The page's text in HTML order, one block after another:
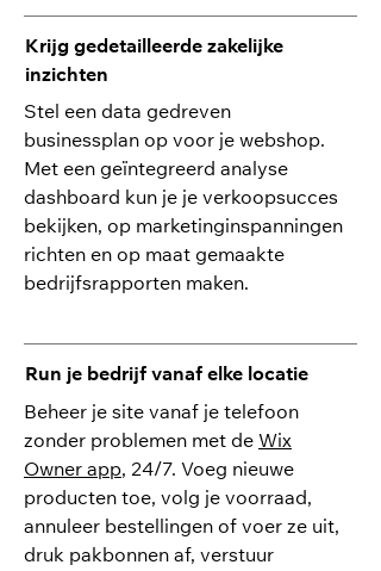
Krijg gedetailleerde zakelijke
inzichten
Stel een data gedreven
businessplan op voor je webshop.
Met een geïntegreerd analyse
dashboard kun je je verkoopsucces
bekijken, op marketinginspanningen
richten en op maat gemaakte
bedrijfsrapporten maken.
Run je bedrijf vanaf elke locatie
Beheer je site vanaf je telefoon
zonder problemen met de Wix
Owner app, 24/7. Voeg nieuwe
producten toe, volg je voorraad,
annuleer bestellingen of voer ze uit,
druk pakbonnen af, verstuur